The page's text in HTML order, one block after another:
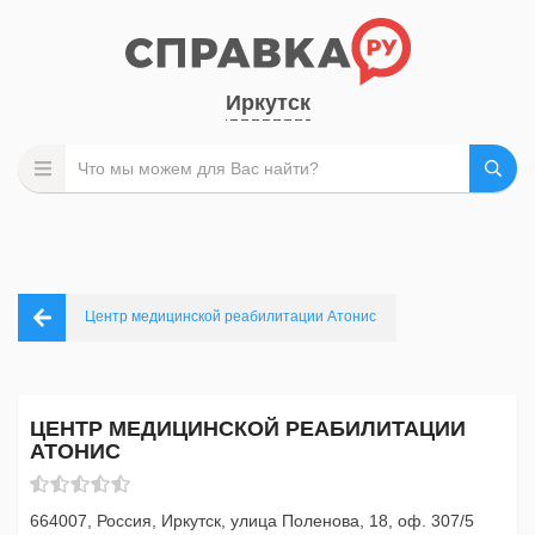
Иркутск
Центр медицинской реабилитации Атонис
ЦЕНТР МЕДИЦИНСКОЙ РЕАБИЛИТАЦИИ
АТОНИС
664007, Россия, Иркутск, улица Поленова, 18, оф. 307/5